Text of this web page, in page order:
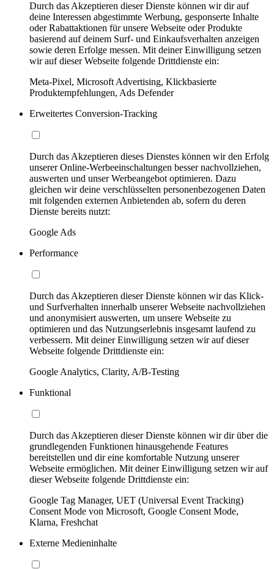
Durch das Akzeptieren dieser Dienste können wir dir auf
deine Interessen abgestimmte Werbung, gesponserte Inhalte
oder Rabattaktionen für unsere Webseite oder Produkte
basierend auf deinem Surf- und Einkaufsverhalten anzeigen
sowie deren Erfolge messen. Mit deiner Einwilligung setzen
wir auf dieser Webseite folgende Drittdienste ein:
Meta-Pixel, Microsoft Advertising, Klickbasierte
Produktempfehlungen, Ads Defender
Erweitertes Conversion-Tracking
Durch das Akzeptieren dieses Dienstes können wir den Erfolg
unserer Online-Werbeeinschaltungen besser nachvollziehen,
auswerten und unser Werbeangebot optimieren. Dazu
gleichen wir deine verschlüsselten personenbezogenen Daten
mit folgenden externen Anbietenden ab, sofern du deren
Dienste bereits nutzt:
Google Ads
Performance
Durch das Akzeptieren dieser Dienste können wir das Klick-
und Surfverhalten innerhalb unserer Webseite nachvollziehen
und anonymisiert auswerten, um unsere Webseite zu
optimieren und das Nutzungserlebnis insgesamt laufend zu
verbessern. Mit deiner Einwilligung setzen wir auf dieser
Webseite folgende Drittdienste ein:
Google Analytics, Clarity, A/B-Testing
Funktional
Durch das Akzeptieren dieser Dienste können wir dir über die
grundlegenden Funktionen hinausgehende Features
bereitstellen und dir eine komfortable Nutzung unserer
Webseite ermöglichen. Mit deiner Einwilligung setzen wir auf
dieser Webseite folgende Drittdienste ein:
Google Tag Manager, UET (Universal Event Tracking)
Consent Mode von Microsoft, Google Consent Mode,
Klarna, Freshchat
Externe Medieninhalte